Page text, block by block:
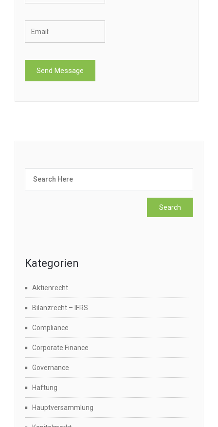
Kategorien
Aktienrecht
Bilanzrecht – IFRS
Compliance
Corporate Finance
Governance
Haftung
Hauptversammlung